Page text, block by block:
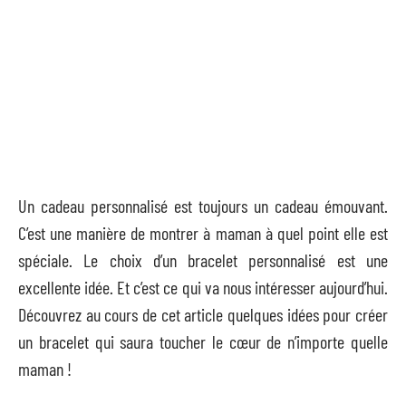
Un cadeau personnalisé est toujours un cadeau émouvant.
C’est une manière de montrer à maman à quel point elle est
spéciale. Le choix d’un bracelet personnalisé est une
excellente idée. Et c’est ce qui va nous intéresser aujourd’hui.
Découvrez au cours de cet article quelques idées pour créer
un bracelet qui saura toucher le cœur de n’importe quelle
maman !